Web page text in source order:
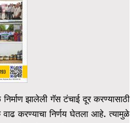
झालेली गॅस टंचाई दूर करण्यासाठी
करण्याचा निर्णय घेतला आहे. त्यामुळे